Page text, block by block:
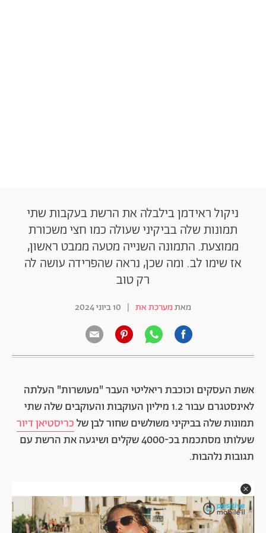
ניקול ראידמן בילבלה את הרשת בעקבות שתי
תמונות שלה בביקיני שעולה כמו חצי משכורת
ממוצעת. התמונה השנייה מטעה ממבט ראשון,
אז שימו לב. ומה שכן, נראה שהפרידה עושה לה
רק טוב
מאתמערכת את | 10 ביוני 2024
אשת העסקים וכוכבת ריאליטי העבר "מעושרות" העלתה
לאינסטגרם עבור 1.2 מיליון העוקבות והעוקבים שלה שתי
תמונות שלה בביקיני משולשים שחור לבן שלכריסטיאן דיור
שעלותו מסתכמת בכ-4000 שקלים ושיגעה את הרשת עם
תגובות נלהבות.